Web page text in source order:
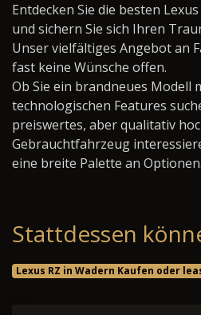
Entdecken Sie die besten
und sichern Sie sich Ihren
Unser vielfältiges Angebot an
fast keine Wünsche offen.
Ob Sie ein brandneues Modell
technologischen Features
preiswertes, aber qualitativ
Gebrauchtfahrzeug
eine breite Palette an Optionen.
Stattdessen
Lexus RZ in Wadern Kaufen oder